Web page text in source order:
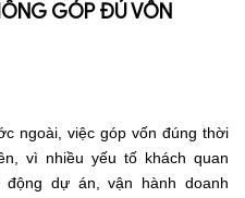
GÓP ĐỦ VỐN
ngoài, việc góp vốn đúng thời
vì nhiều yếu tố khách quan
dự án, vận hành doanh